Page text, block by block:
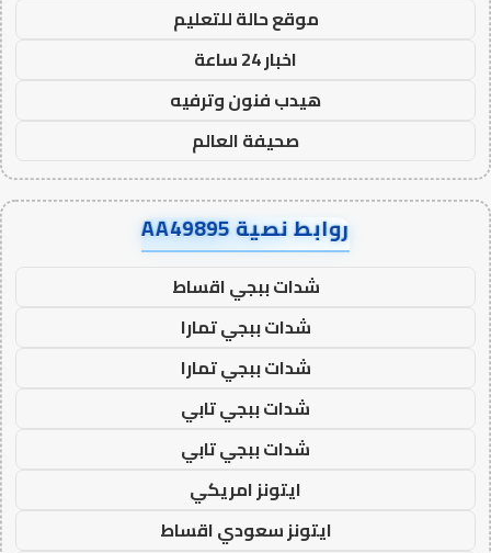
موقع حالة للتعليم
اخبار 24 ساعة
هيدب فنون وترفيه
صحيفة العالم
روابط نصية AA49895
شدات ببجي اقساط
شدات ببجي تمارا
شدات ببجي تمارا
شدات ببجي تابي
شدات ببجي تابي
ايتونز امريكي
ايتونز سعودي اقساط